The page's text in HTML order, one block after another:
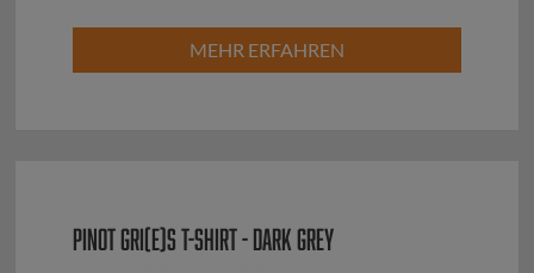
MEHR ERFAHREN
PINOT GRI(E)S T-SHIRT - DARK GREY